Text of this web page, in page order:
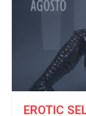
EROTIC